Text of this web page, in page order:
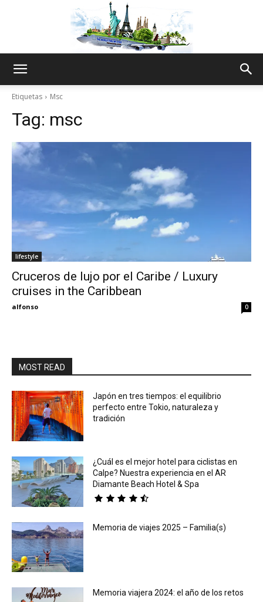
Thru
Eyes
Etiquetas Msc
Tag: msc
lifestyle
Cruceros de lujo por el Caribe / Luxury
cruises in the Caribbean
alfonso 0
MOST READ
Japón en tres tiempos: el equilibrio
perfecto entre Tokio, naturaleza y
tradición
¿Cuál es el mejor hotel para ciclistas en
Calpe? Nuestra experiencia en el AR
Diamante Beach Hotel & Spa
Memoria de viajes 2025 – Familia(s)
Memoria viajera 2024: el año de los retos